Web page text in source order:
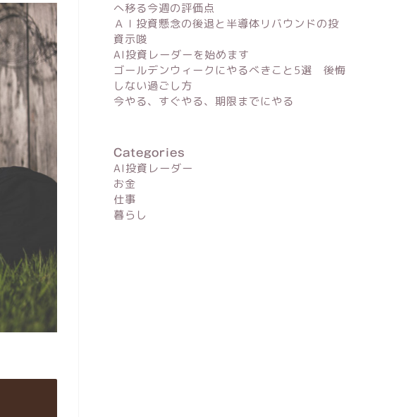
へ移る今週の評価点
ＡＩ投資懸念の後退と半導体リバウンドの投
資示唆
AI投資レーダーを始めます
ゴールデンウィークにやるべきこと5選 後悔
しない過ごし方
今やる、すぐやる、期限までにやる
Categories
AI投資レーダー
お金
仕事
暮らし